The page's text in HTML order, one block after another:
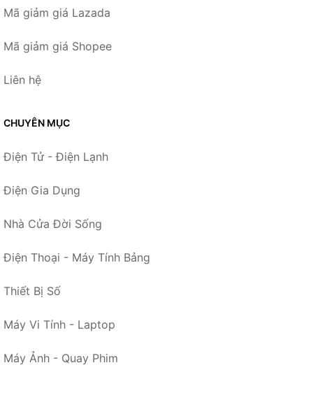
Mã giảm giá Lazada
Mã giảm giá Shopee
Liên hệ
CHUYÊN MỤC
Điện Tử - Điện Lạnh
Điện Gia Dụng
Nhà Cửa Đời Sống
Điện Thoại - Máy Tính Bảng
Thiết Bị Số
Máy Vi Tính - Laptop
Máy Ảnh - Quay Phim